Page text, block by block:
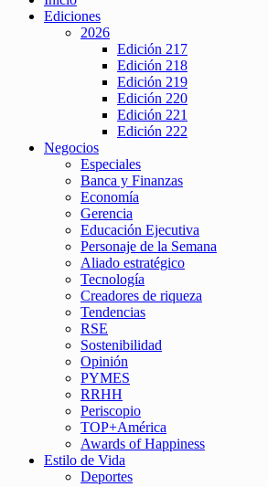
Ediciones
2026
Edición 217
Edición 218
Edición 219
Edición 220
Edición 221
Edición 222
Negocios
Especiales
Banca y Finanzas
Economía
Gerencia
Educación Ejecutiva
Personaje de la Semana
Aliado estratégico
Tecnología
Creadores de riqueza
Tendencias
RSE
Sostenibilidad
Opinión
PYMES
RRHH
Periscopio
TOP+América
Awards of Happiness
Estilo de Vida
Deportes